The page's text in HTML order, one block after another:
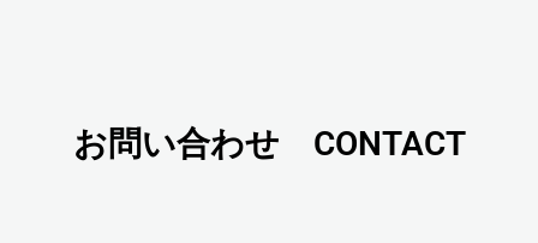
お問い合わせ CONTACT